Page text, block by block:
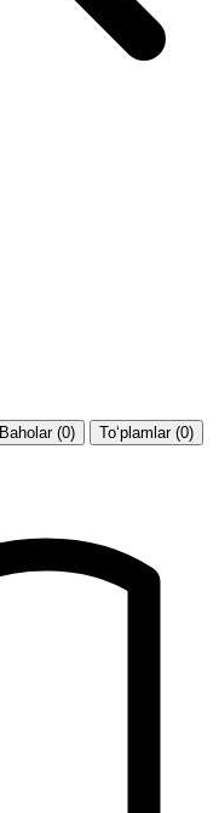
Baholar (0) To‘plamlar (0)